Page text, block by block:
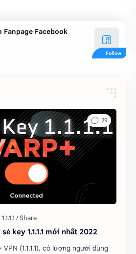
Fanpage Facebook
sẻ key 1.1.1.1 mới nhất 2022
(1.1.1.1), có lượng người dùng